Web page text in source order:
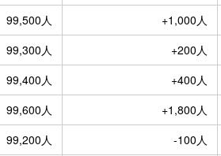
99,500人
+1,000人
99,300人
+200人
99,400人
+400人
99,600人
+1,800人
99,200人 -100人